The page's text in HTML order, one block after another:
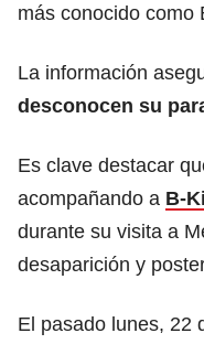
más conocido como
La información
desconocen su
Es clave destacar
acompañando a B-
durante su visita a
desaparición y
El pasado lunes, 22